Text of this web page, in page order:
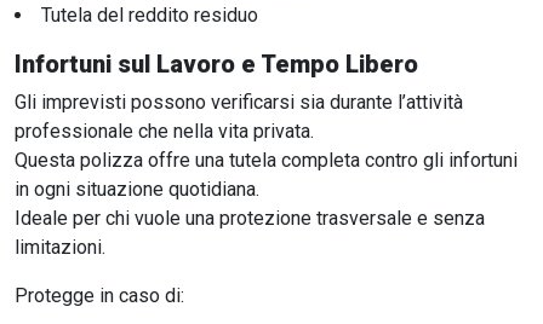
Tutela del reddito residuo
Infortuni sul Lavoro e Tempo Libero
Gli imprevisti possono verificarsi sia durante l’attività
professionale che nella vita privata.
Questa polizza offre una tutela completa contro gli infortuni
in ogni situazione quotidiana.
Ideale per chi vuole una protezione trasversale e senza
limitazioni.
Protegge in caso di: